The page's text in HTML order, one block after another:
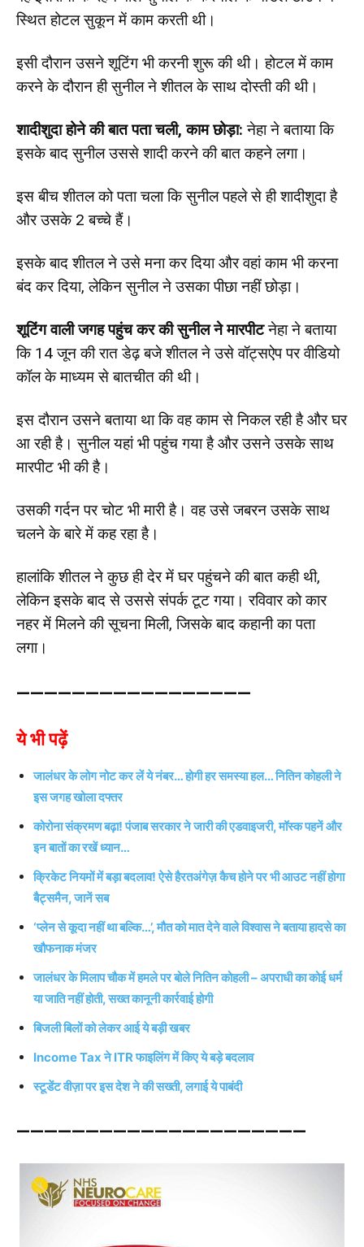
स्थित होटल सुकून में काम करती थी।
इसी दौरान उसने शूटिंग भी करनी शुरू की थी। होटल में काम
करने के दौरान ही सुनील ने शीतल के साथ दोस्ती की थी।
शादीशुदा होने की बात पता चली, काम छोड़ा: नेहा ने बताया कि
इसके बाद सुनील उससे शादी करने की बात कहने लगा।
इस बीच शीतल को पता चला कि सुनील पहले से ही शादीशुदा है
और उसके 2 बच्चे हैं।
इसके बाद शीतल ने उसे मना कर दिया और वहां काम भी करना
बंद कर दिया, लेकिन सुनील ने उसका पीछा नहीं छोड़ा।
शूटिंग वाली जगह पहुंच कर की सुनील ने मारपीटनेहा ने बताया
कि 14 जून की रात डेढ़ बजे शीतल ने उसे वॉट्सऐप पर वीडियो
कॉल के माध्यम से बातचीत की थी।
इस दौरान उसने बताया था कि वह काम से निकल रही है और घर
आ रही है। सुनील यहां भी पहुंच गया है और उसने उसके साथ
मारपीट भी की है।
उसकी गर्दन पर चोट भी मारी है। वह उसे जबरन उसके साथ
चलने के बारे में कह रहा है।
हालांकि शीतल ने कुछ ही देर में घर पहुंचने की बात कही थी,
लेकिन इसके बाद से उससे संपर्क टूट गया। रविवार को कार
नहर में मिलने की सूचना मिली, जिसके बाद कहानी का पता
लगा।
—————————————————
ये भी पढ़ें
जालंधर के लोग नोट कर लें ये नंबर… होगी हर समस्या हल… नितिन कोहली ने
इस जगह खोला दफ्तर
कोरोना संक्रमण बढ़ा! पंजाब सरकार ने जारी की एडवाइजरी, मॉस्क पहनें और
इन बातों का रखें ध्यान…
क्रिकेट नियमों में बड़ा बदलाव! ऐसे हैरतअंगेज़ कैच होने पर भी आउट नहीं होगा
बैट्समैन, जानें सब
‘प्लेन से कूदा नहीं था बल्कि…’, मौत को मात देने वाले विश्वास ने बताया हादसे का
खौफनाक मंजर
जालंधर के मिलाप चौक में हमले पर बोले नितिन कोहली – अपराधी का कोई धर्म
या जाति नहीं होती, सख्त कानूनी कार्रवाई होगी
बिजली बिलों को लेकर आई ये बड़ी खबर
Income Tax ने ITR फाइलिंग में किए ये बड़े बदलाव
स्टूडेंट वीज़ा पर इस देश ने की सख्ती, लगाई ये पाबंदी
—————————————————————